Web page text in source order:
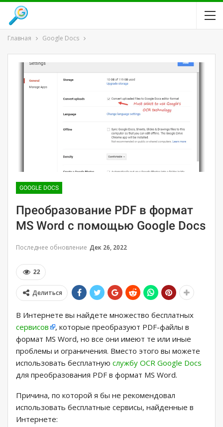
Главная Google Docs
GOOGLE DOCS
Преобразование PDF в формат
MS Word с помощью Google Docs
Последнее обновление Дек 26, 2022
22
Делиться
В Интернете вы найдете множество бесплатных
сервисов
, которые преобразуют PDF-файлы в
формат MS Word, но все они имеют те или иные
проблемы и ограничения. Вместо этого вы можете
использовать бесплатную службу OCR Google Docs
для преобразования PDF в формат MS Word.
Причина, по которой я бы не рекомендовал
использовать бесплатные сервисы, найденные в
Интернете: